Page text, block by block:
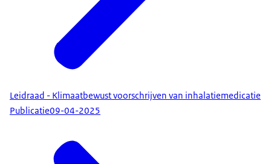
Leidraad - Klimaatbewust voorschrijven van inhalatiemedicatie
Publicatie09-04-2025